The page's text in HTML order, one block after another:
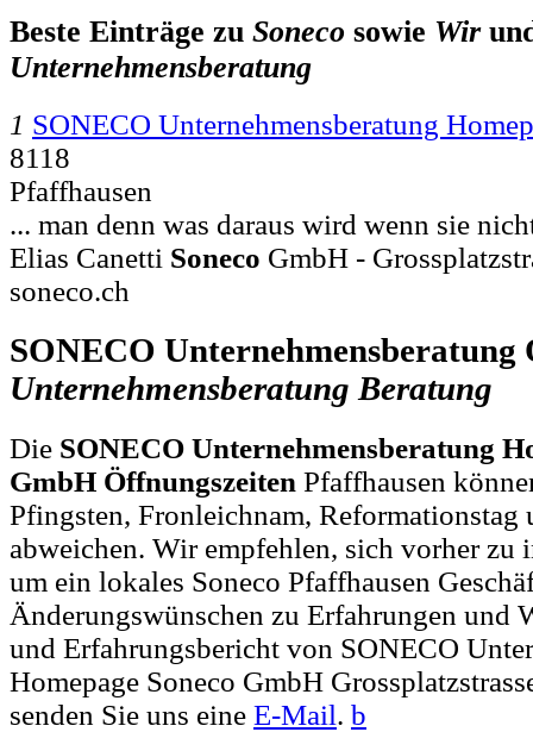
Beste Einträge zu Soneco sowie Wir
Unternehmensberatung
1 SONECO Unternehmensberatung
8118
Pfaffhausen
... man denn was daraus wird wenn sie
Elias Canetti Soneco GmbH -
soneco.ch
SONECO Unternehmensberatung
Unternehmensberatung Beratung
Die SONECO Unternehmensberatung
GmbH Öffnungszeiten Pfaffhausen
Pfingsten, Fronleichnam,
abweichen. Wir empfehlen, sich vorher zu
um ein lokales Soneco Pfaffhausen
Änderungswünschen zu Erfahrungen und
und Erfahrungsbericht von SONECO
Homepage Soneco GmbH
senden Sie uns eine E-Mail. b